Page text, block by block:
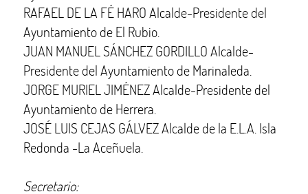
RAFAEL DE LA FÉ HARO Alcalde-Presidente del
Ayuntamiento de El Rubio.
JUAN MANUEL SÁNCHEZ GORDILLO Alcalde-
Presidente del Ayuntamiento de Marinaleda.
JORGE MURIEL JIMÉNEZ Alcalde-Presidente del
Ayuntamiento de Herrera.
JOSÉ LUIS CEJAS GÁLVEZ Alcalde de la E.L.A. Isla
Redonda -La Aceñuela.
Secretario: